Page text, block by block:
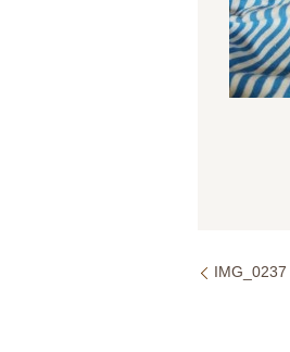
IMG_0237